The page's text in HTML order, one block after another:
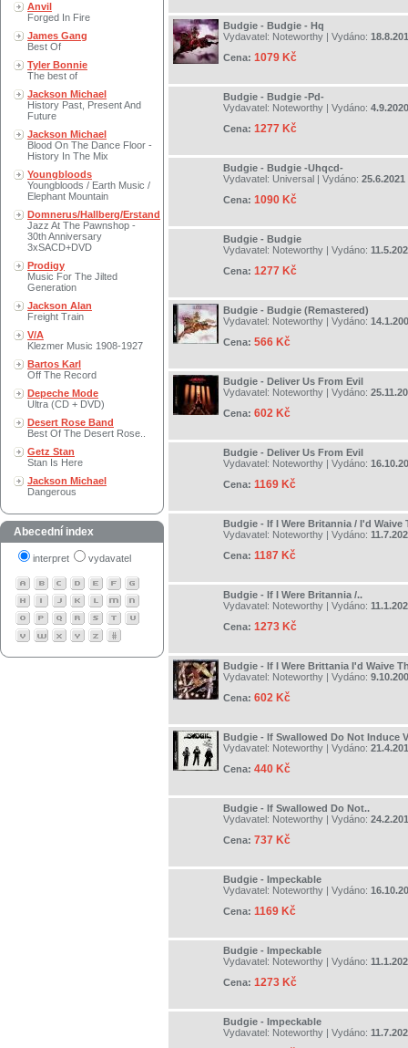
Anvil
Forged In Fire
James Gang
Best Of
Tyler Bonnie
The best of
Jackson Michael
History Past, Present And
Future
Jackson Michael
Blood On The Dance Floor -
History In The Mix
Youngbloods
Youngbloods / Earth Music /
Elephant Mountain
Domnerus/Hallberg/Erstand
Jazz At The Pawnshop -
30th Anniversary
3xSACD+DVD
Prodigy
Music For The Jilted
Generation
Jackson Alan
Freight Train
V/A
Klezmer Music 1908-1927
Bartos Karl
Off The Record
Depeche Mode
Ultra (CD + DVD)
Desert Rose Band
Best Of The Desert Rose..
Getz Stan
Stan Is Here
Jackson Michael
Dangerous
Abecední index
interpret vydavatel
Budgie - Budgie - Hq
Vydavatel: Noteworthy | Vydáno:
Cena: 1079 Kč
Budgie - Budgie -Pd-
Vydavatel: Noteworthy | Vydáno: 4.9.2020
Cena: 1277 Kč
Budgie - Budgie -Uhqcd-
Vydavatel: Universal | Vydáno: 25.6.2021
Cena: 1090 Kč
Budgie - Budgie
Vydavatel: Noteworthy | Vydáno:
Cena: 1277 Kč
Budgie - Budgie (Remastered)
Vydavatel: Noteworthy | Vydáno:
Cena: 566 Kč
Budgie - Deliver Us From Evil
Vydavatel: Noteworthy | Vydáno:
Cena: 602 Kč
Budgie - Deliver Us From Evil
Vydavatel: Noteworthy | Vydáno:
Cena: 1169 Kč
Budgie - If I Were Britannia / I'd Waive
Vydavatel: Noteworthy | Vydáno:
Cena: 1187 Kč
Budgie - If I Were Britannia /..
Vydavatel: Noteworthy | Vydáno:
Cena: 1273 Kč
Budgie - If I Were Brittania I'd Waive
Vydavatel: Noteworthy | Vydáno:
Cena: 602 Kč
Budgie - If Swallowed Do Not Induce
Vydavatel: Noteworthy | Vydáno:
Cena: 440 Kč
Budgie - If Swallowed Do Not..
Vydavatel: Noteworthy | Vydáno:
Cena: 737 Kč
Budgie - Impeckable
Vydavatel: Noteworthy | Vydáno:
Cena: 1169 Kč
Budgie - Impeckable
Vydavatel: Noteworthy | Vydáno:
Cena: 1273 Kč
Budgie - Impeckable
Vydavatel: Noteworthy | Vydáno: